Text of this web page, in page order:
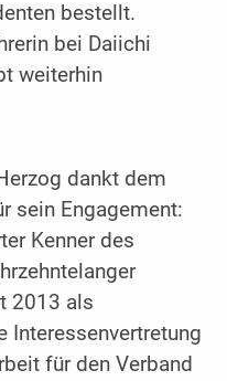
bestellt.
bei Daiichi
weiterhin
dankt dem
sein Engagement:
Kenner des
2013 als
Interessenvertretung
für den Verband